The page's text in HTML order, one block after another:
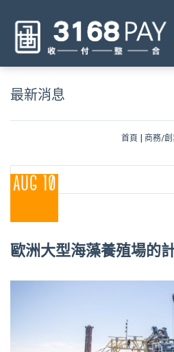
最新消息
首頁 商務/創
AUG 10
歐洲大型海藻養殖場的